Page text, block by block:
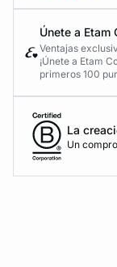
Únete a Etam
Ventajas
¡Únete a Etam
primeros 100
La
Un